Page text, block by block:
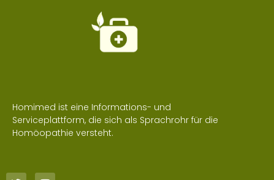
Homimed ist eine Informations- und
Serviceplattform, die sich als Sprachrohr für die
Homöopathie versteht.